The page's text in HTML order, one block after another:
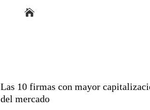
Las 10 firmas con mayor
del mercado